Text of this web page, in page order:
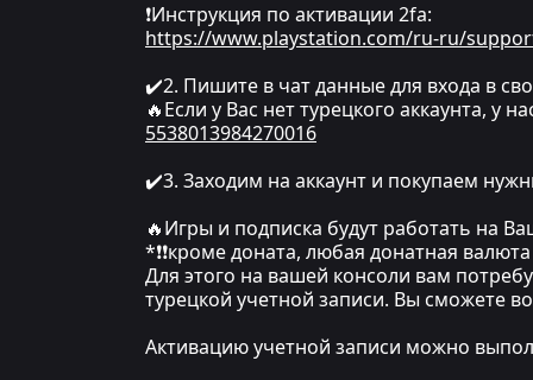
❗Инструкция по активации 2fa:
https://www.playstation.com/ru-ru/
✔️2. Пишите в чат данные для входа в
🔥Если у Вас нет турецкого аккаунта, у
5538013984270016
✔️3. Заходим на аккаунт и покупаем
🔥Игры и подписка будут работать на
*❗❗кроме доната, любая донатная
Для этого на вашей консоли вам
турецкой учетной записи. Вы сможете
Активацию учетной записи можно